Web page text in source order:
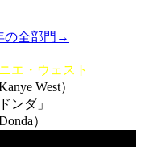
の全部門→
エ・ウェスト
Kanye West）
ドンダ」
）